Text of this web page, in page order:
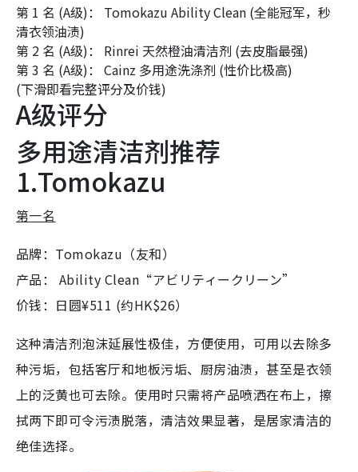
第 1 名 (A级)： Tomokazu Ability Clean (全能冠军，秒
清衣领油渍)
第 2 名 (A级)： Rinrei 天然橙油清洁剂 (去皮脂最强)
第 3 名 (A级)： Cainz 多用途洗涤剂 (性价比极高)
(下滑即看完整评分及价钱)
A级评分
多用途清洁剂推荐
1.Tomokazu
第一名
品牌：Tomokazu（友和）
产品： Ability Clean“アビリティークリーン”
价钱：日圆¥511 (约HK$26）
这种清洁剂泡沫延展性极佳，方便使用，可用以去除多
种污垢，包括客厅和地板污垢、厨房油渍，甚至是衣领
上的泛黄也可去除。使用时只需将产品喷洒在布上，擦
拭两下即可令污渍脱落，清洁效果显著，是居家清洁的
绝佳选择。